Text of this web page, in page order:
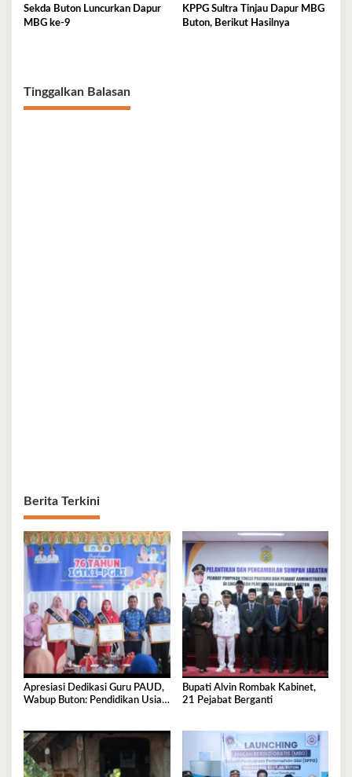
Sekda Buton Luncurkan Dapur
MBG ke-9
KPPG Sultra Tinjau Dapur MBG
Buton, Berikut Hasilnya
Tinggalkan Balasan
Berita Terkini
Apresiasi Dedikasi Guru PAUD,
Wabup Buton: Pendidikan Usia
Bupati Alvin Rombak Kabinet,
21 Pejabat Berganti